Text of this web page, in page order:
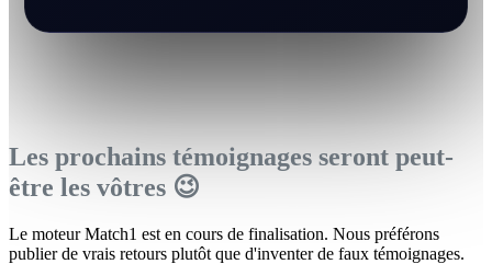
Les prochains témoignages seront peut-
être les vôtres 😉
Le moteur Match1 est en cours de finalisation. Nous préférons
publier de vrais retours plutôt que d'inventer de faux témoignages.